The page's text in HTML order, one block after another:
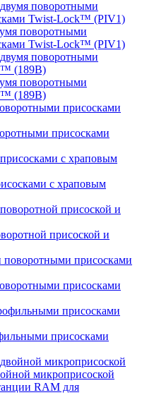
поворотными
Twist-Lock™ (PIV1)
поворотными
(189B)
присосками
с храповым
присоской и
присосками
присосками
микроприсоской